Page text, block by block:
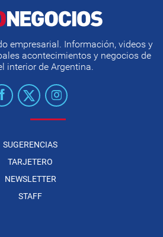
empresarial. Información, videos y
acontecimientos y negocios de
interior de Argentina.
SUGERENCIAS
TARJETERO
NEWSLETTER
STAFF